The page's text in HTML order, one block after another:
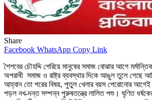
Share
Facebook WhatsApp Copy Link
শৈশবের চৌহদ্দি পেরিয়ে মানুষের সমাজ বোঝার আগে
অপরাধী সমাজ ও রাষ্ট্র ব্যবস্থার দিকে আঙুল তুলে গেছে
আহ্বান তো পরের বিষয়, পুতুল খেলার বয়স পেরোনোর আগেই
পড়ল নখ-দন্ত সম্পন্ন পুরুষতন্ত্রে লালিত পশু। ঘৃণিত